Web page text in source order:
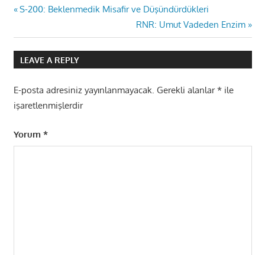
Yazı
gezinmesi
Previous
S-200: Beklenmedik Misafir ve Düşündürdükleri
Next
Post:
RNR: Umut Vadeden Enzim
LEAVE A REPLY
E-posta adresiniz yayınlanmayacak. Gerekli alanlar*ile
işaretlenmişlerdir
Yorum *